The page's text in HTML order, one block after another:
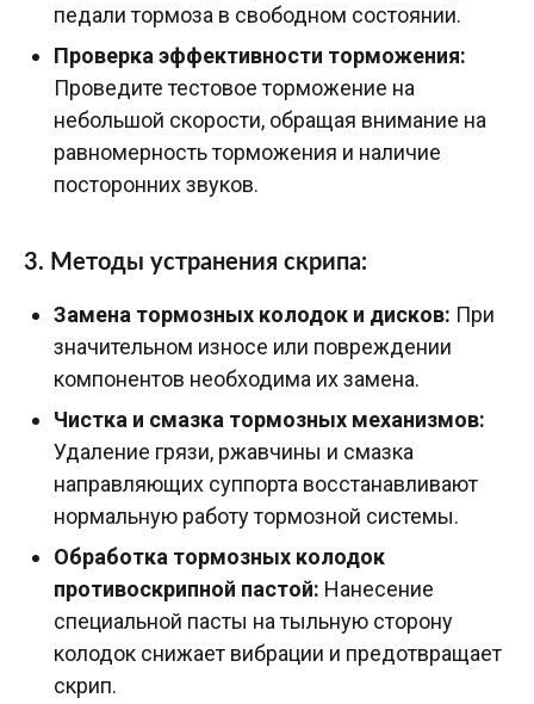
педали тормоза в свободном состоянии.
Проверка эффективности торможения:
Проведите тестовое торможение на
небольшой скорости, обращая внимание на
равномерность торможения и наличие
посторонних звуков.
3. Методы устранения скрипа:
Замена тормозных колодок и дисков: При
значительном износе или повреждении
компонентов необходима их замена.
Чистка и смазка тормозных механизмов:
Удаление грязи, ржавчины и смазка
направляющих суппорта восстанавливают
нормальную работу тормозной системы.
Обработка тормозных колодок
противоскрипной пастой: Нанесение
специальной пасты на тыльную сторону
колодок снижает вибрации и предотвращает
скрип.